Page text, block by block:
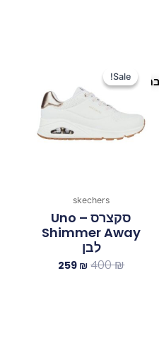
בשבילך
Sale!
Sale!
skechers
סקצרס Uno –
Shimmer Away
לבן
400₪
היה:
400 ₪.
259 ₪
הוא:
259 ₪.